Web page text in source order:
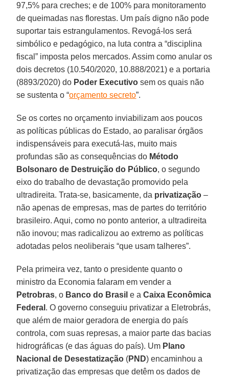
97,5% para creches; e de 100% para monitoramento
de queimadas nas florestas. Um país digno não pode
suportar tais estrangulamentos. Revogá-los será
simbólico e pedagógico, na luta contra a “disciplina
fiscal” imposta pelos mercados. Assim como anular os
dois decretos (10.540/2020, 10.888/2021) e a portaria
(8893/2020) do Poder Executivo sem os quais não
se sustenta o “orçamento secreto”.
Se os cortes no orçamento inviabilizam aos poucos
as políticas públicas do Estado, ao paralisar órgãos
indispensáveis para executá-las, muito mais
profundas são as consequências do Método
Bolsonaro de Destruição do Público, o segundo
eixo do trabalho de devastação promovido pela
ultradireita. Trata-se, basicamente, da privatização –
não apenas de empresas, mas de partes do território
brasileiro. Aqui, como no ponto anterior, a ultradireita
não inovou; mas radicalizou ao extremo as políticas
adotadas pelos neoliberais “que usam talheres”.
Pela primeira vez, tanto o presidente quanto o
ministro da Economia falaram em vender a
Petrobras, o Banco do Brasil e aCaixa Econômica
Federal . O governo conseguiu privatizar a Eletrobrás,
que além de maior geradora de energia do país
controla, com suas represas, a maior parte das bacias
hidrográficas (e das águas do país). Um Plano
Nacional de Desestatização (PND) encaminhou a
privatização das empresas que detêm os dados de